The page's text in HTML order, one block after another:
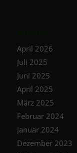
April 2026
Juli 2025
Juni 2025
April 2025
März 2025
Februar 2024
Januar 2024
Dezember 2023